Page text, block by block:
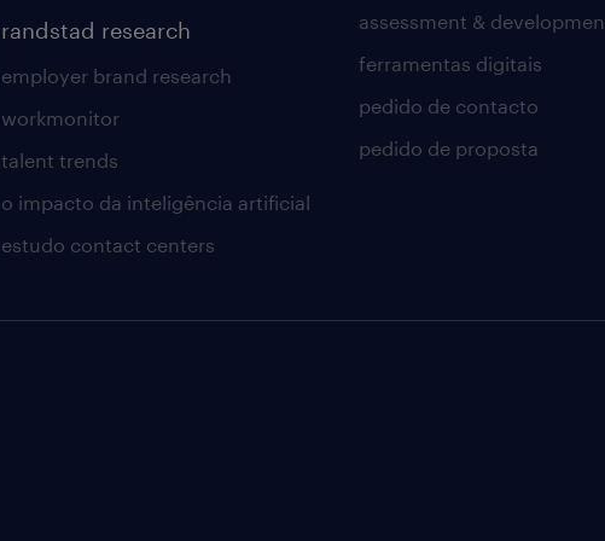
randstad research
employer brand research
workmonitor
talent trends
o impacto da inteligência artificial
estudo contact centers
assessment &
ferramentas digitais
pedido de contacto
pedido de proposta